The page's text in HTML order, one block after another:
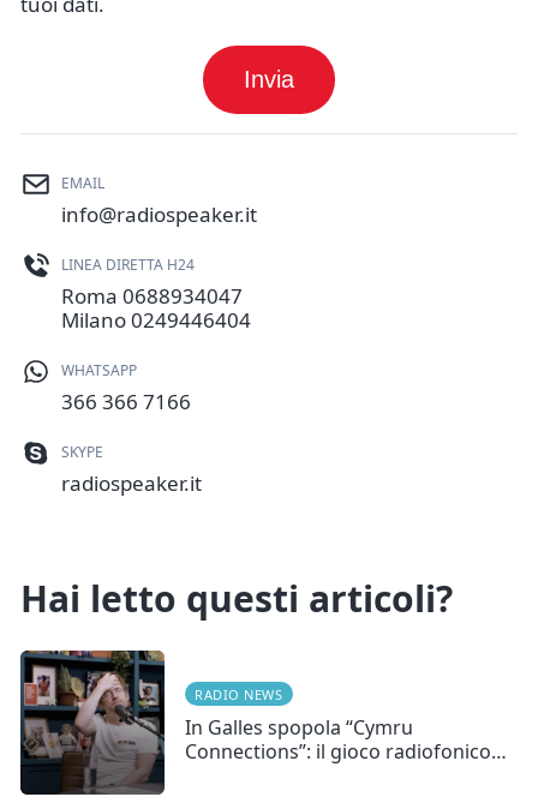
Invia
EMAIL
info@radiospeaker.it
LINEA DIRETTA H24
Roma 0688934047
Milano0249446404
WHATSAPP
366 366 7166
SKYPE
radiospeaker.it
Hai letto questi articoli?
RADIO NEWS
In Galles spopola “Cymru
Connections”: il gioco radiofonico…